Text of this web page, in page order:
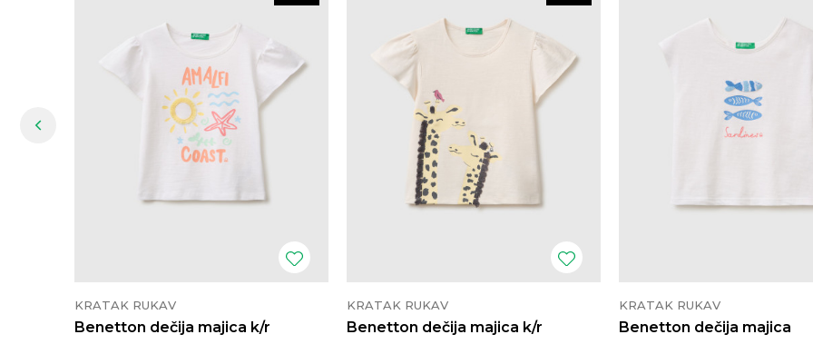
KRATAK RUKAV
Benetton dečija majica k/r
KRATAK RUKAV
Benetton dečija majica k/r
KRATAK RUKAV
Benetton dečija majica